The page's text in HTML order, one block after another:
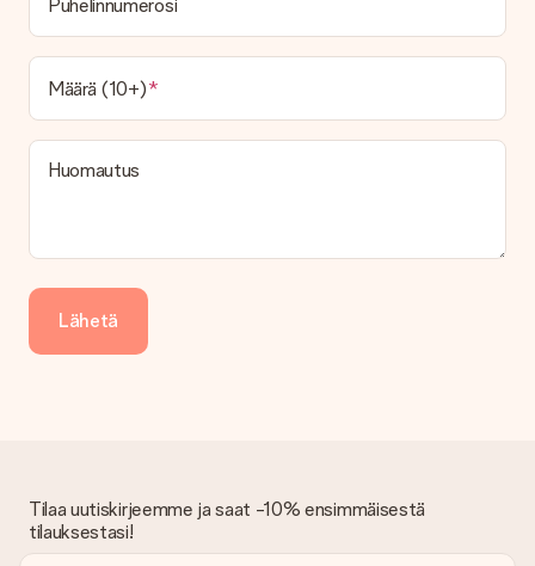
toimitusvaihtoehtoa. Halutessasi tilauksen lähetetään joko
paketti tai postilaatikon toimitus. Haluatko tietää, mikä
vaihtoehto tilauksesi kuuluu? Ota yhteyttä asiakaspalveluun.
Maksu
Kuinka voin maksaa tilaukseni?
Tarjoamme seuraavat maksutavat: iDeal, Paypal, luottokortti,
Saapunut lahja
Entä jos lahja ei ole täysin mieleeni?
Olemme syvästi pahoillamme, että lahjasi ei ole sinun mielesi
Tämä tarkoittaa sitä, että lahja toimitetaan suoraan
vastaanottajalle, mikä tekee siitä todellisen yllätyksen!
Puhelinnumerosi
Määrä (10+)
Huomautus
Lähetä
Tilaa uutiskirjeemme ja saat -10% ensimmäisestä
tilauksestasi!